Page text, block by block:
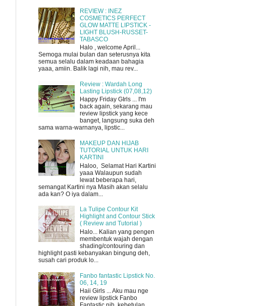
REVIEW : INEZ
COSMETICS PERFECT
GLOW MATTE LIPSTICK -
LIGHT BLUSH-RUSSET-
TABASCO
Halo , welcome April...
Semoga mulai bulan dan seterusnya kita
semua selalu dalam keadaan bahagia
yaaa, amiin. Balik lagi nih, mau rev...
Review : Wardah Long
Lasting Lipstick (07,08,12)
Happy Friday GIrls ... I'm
back again, sekarang mau
review lipstick yang kece
banget, langsung suka deh
sama warna-warnanya, lipstic...
MAKEUP DAN HIJAB
TUTORIAL UNTUK HARI
KARTINI
Haloo, Selamat Hari Kartini
yaaa Walaupun sudah
lewat beberapa hari,
semangat Kartini nya Masih akan selalu
ada kan? O iya dalam...
La Tulipe Contour Kit
Highlight and Contour Stick
( Review and Tutorial )
Halo... Kalian yang pengen
membentuk wajah dengan
shading/contouring dan
highlight pasti kebanyakan bingung deh,
susah cari produk lo...
Fanbo fantastic Lipstick No.
06, 14, 19
Haii Girls ... Aku mau nge
review lipstick Fanbo